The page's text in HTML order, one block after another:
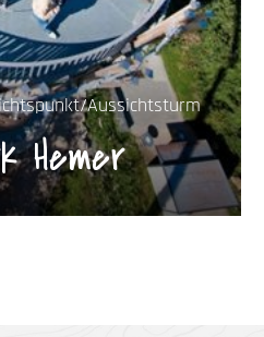
Aussichtsturm
Hemer